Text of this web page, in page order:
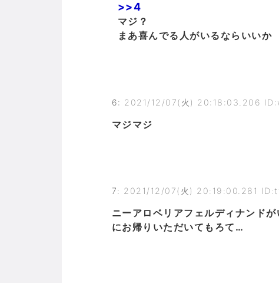
>>4
マジ？
まあ喜んでる人がいるならいいか
6: 2021/12/07(火) 20:18:03.206
マジマジ
7: 2021/12/07(火) 20:19:00.281
ニーアロベリアフェルディナンド
にお帰りいただいてもろて…